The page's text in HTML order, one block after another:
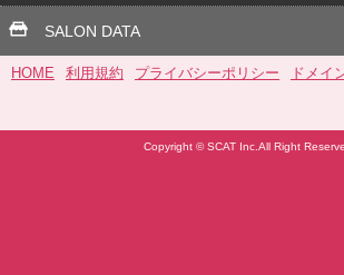
SALON DATA
HOME 利用規約 プライバシーポリシー ドメイ
Copyright © SCAT Inc.All Right